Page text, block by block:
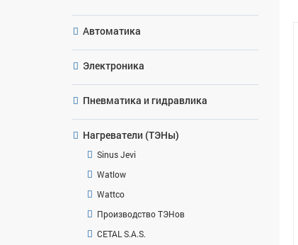
Автоматика
Электроника
Пневматика и гидравлика
Нагреватели (ТЭНы)
Sinus Jevi
Watlow
Wattco
Производство ТЭНов
CETAL S.A.S.